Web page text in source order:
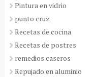
Pintura en vidrio
punto cruz
Recetas de cocina
Recetas de postres
remedios caseros
Repujado en aluminio